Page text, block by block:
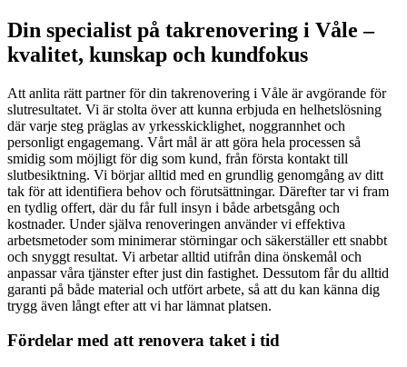
Din specialist på takrenovering i Våle –
kvalitet, kunskap och kundfokus
Att anlita rätt partner för din takrenovering i Våle är avgörande för
slutresultatet. Vi är stolta över att kunna erbjuda en helhetslösning
där varje steg präglas av yrkesskicklighet, noggrannhet och
personligt engagemang. Vårt mål är att göra hela processen så
smidig som möjligt för dig som kund, från första kontakt till
slutbesiktning. Vi börjar alltid med en grundlig genomgång av ditt
tak för att identifiera behov och förutsättningar. Därefter tar vi fram
en tydlig offert, där du får full insyn i både arbetsgång och
kostnader. Under själva renoveringen använder vi effektiva
arbetsmetoder som minimerar störningar och säkerställer ett snabbt
och snyggt resultat. Vi arbetar alltid utifrån dina önskemål och
anpassar våra tjänster efter just din fastighet. Dessutom får du alltid
garanti på både material och utfört arbete, så att du kan känna dig
trygg även långt efter att vi har lämnat platsen.
Fördelar med att renovera taket i tid